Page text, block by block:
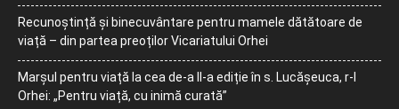
Recunoștință și binecuvântare pentru mamele dătătoare de
viață – din partea preoților Vicariatului Orhei
Marșul pentru viață la cea de-a II-a ediție în s. Lucășeuca, r-l
Orhei: „Pentru viață, cu inimă curată”